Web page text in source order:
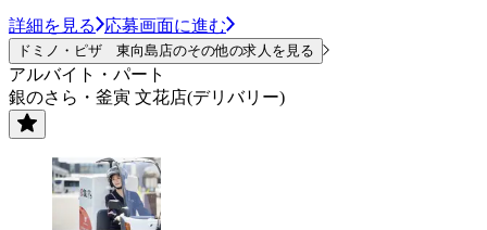
詳細を見る 応募画面に進む
ドミノ・ピザ 東向島店のその他の求人を見る
アルバイト・パート
銀のさら・釜寅 文花店(デリバリー)